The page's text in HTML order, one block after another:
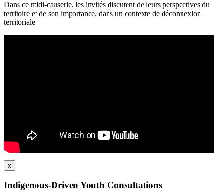
Dans ce midi-causerie, les invités discutent de leurs perspectives du
territoire et de son importance, dans un contexte de déconnexion
territoriale
x
Indigenous-Driven Youth Consultations